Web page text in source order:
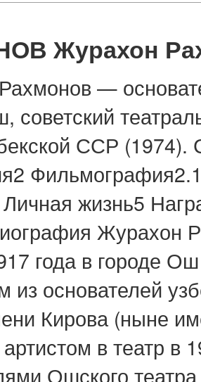
Журахон
—
советский
ССР
Личная жизнь5
Журахон
года в городе
основателей
Кирова (ныне
в театр в
Ошского